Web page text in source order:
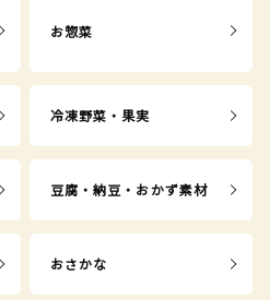
お惣菜
冷凍野菜・果実
豆腐・納豆・おかず素材
おさかな